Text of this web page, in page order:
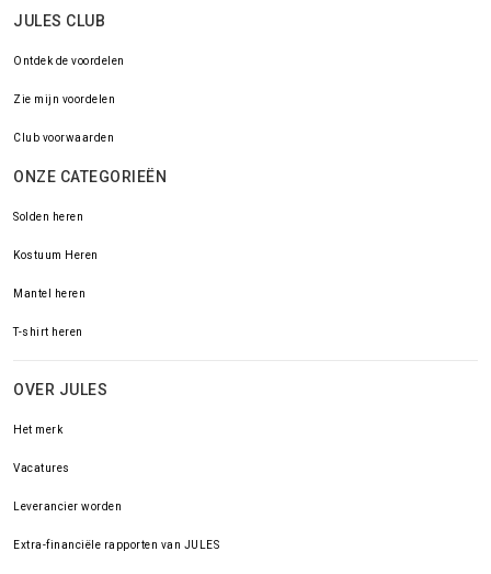
JULES CLUB
Ontdek de voordelen
Zie mijn voordelen
Club voorwaarden
ONZE CATEGORIEËN
Solden heren
Kostuum Heren
Mantel heren
T-shirt heren
OVER JULES
Het merk
Vacatures
Leverancier worden
Extra-financiële rapporten van JULES